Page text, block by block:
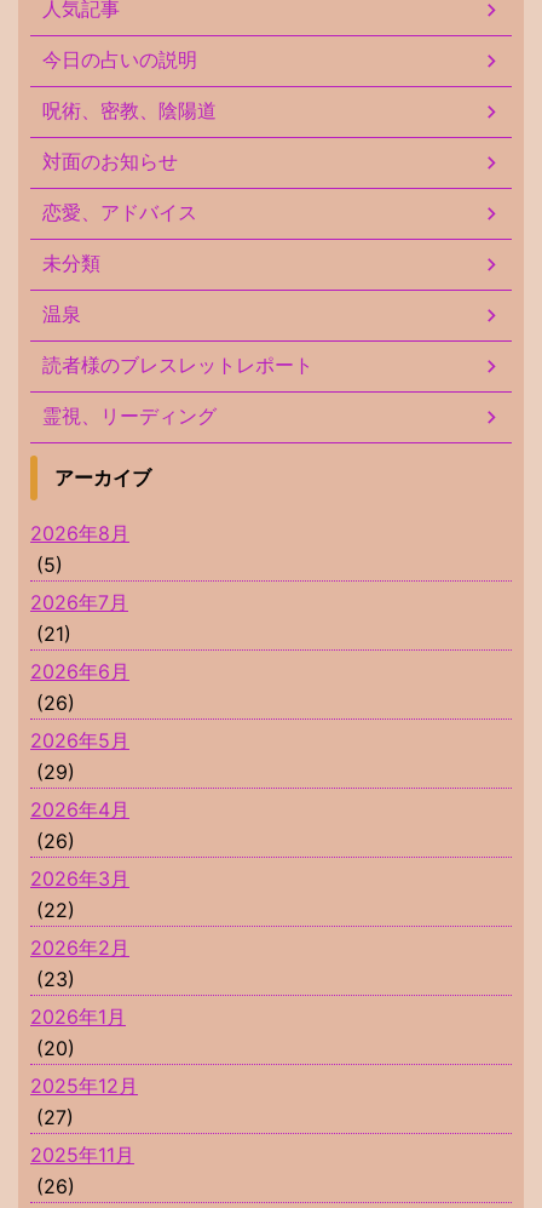
人気記事
今日の占いの説明
呪術、密教、陰陽道
対面のお知らせ
恋愛、アドバイス
未分類
温泉
読者様のブレスレットレポート
霊視、リーディング
アーカイブ
2026年8月
(5)
2026年7月
(21)
2026年6月
(26)
2026年5月
(29)
2026年4月
(26)
2026年3月
(22)
2026年2月
(23)
2026年1月
(20)
2025年12月
(27)
2025年11月
(26)